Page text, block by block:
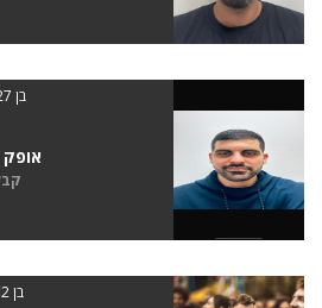
בן 27 | 185
אופק
בן 32 | 1.6